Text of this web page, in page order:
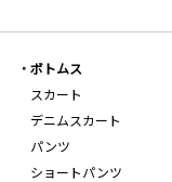
ボトムス
スカート
デニムスカート
パンツ
ショートパンツ